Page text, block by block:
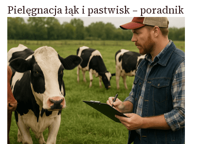
Pielęgnacja łąk i pastwisk – poradnik